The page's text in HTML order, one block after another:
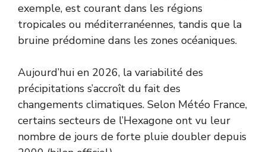
exemple, est courant dans les régions
tropicales ou méditerranéennes, tandis que la
bruine prédomine dans les zones océaniques.
Aujourd’hui en 2026, la variabilité des
précipitations s’accroît du fait des
changements climatiques. Selon Météo France,
certains secteurs de l’Hexagone ont vu leur
nombre de jours de forte pluie doubler depuis